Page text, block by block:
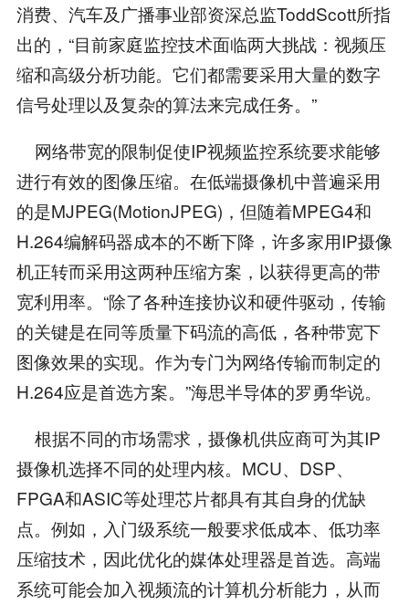
消费、汽车及广播事业部资深总监ToddScott所指
出的，“目前家庭监控技术面临两大挑战：视频压
缩和高级分析功能。它们都需要采用大量的数字
信号处理以及复杂的算法来完成任务。”
网络带宽的限制促使IP视频监控系统要求能够
进行有效的图像压缩。在低端摄像机中普遍采用
的是MJPEG(MotionJPEG)，但随着MPEG4和
H.264编解码器成本的不断下降，许多家用IP摄像
机正转而采用这两种压缩方案，以获得更高的带
宽利用率。“除了各种连接协议和硬件驱动，传输
的关键是在同等质量下码流的高低，各种带宽下
图像效果的实现。作为专门为网络传输而制定的
H.264应是首选方案。”海思半导体的罗勇华说。
根据不同的市场需求，摄像机供应商可为其IP
摄像机选择不同的处理内核。MCU、DSP、
FPGA和ASIC等处理芯片都具有其自身的优缺
点。例如，入门级系统一般要求低成本、低功率
压缩技术，因此优化的媒体处理器是首选。高端
系统可能会加入视频流的计算机分析能力，从而